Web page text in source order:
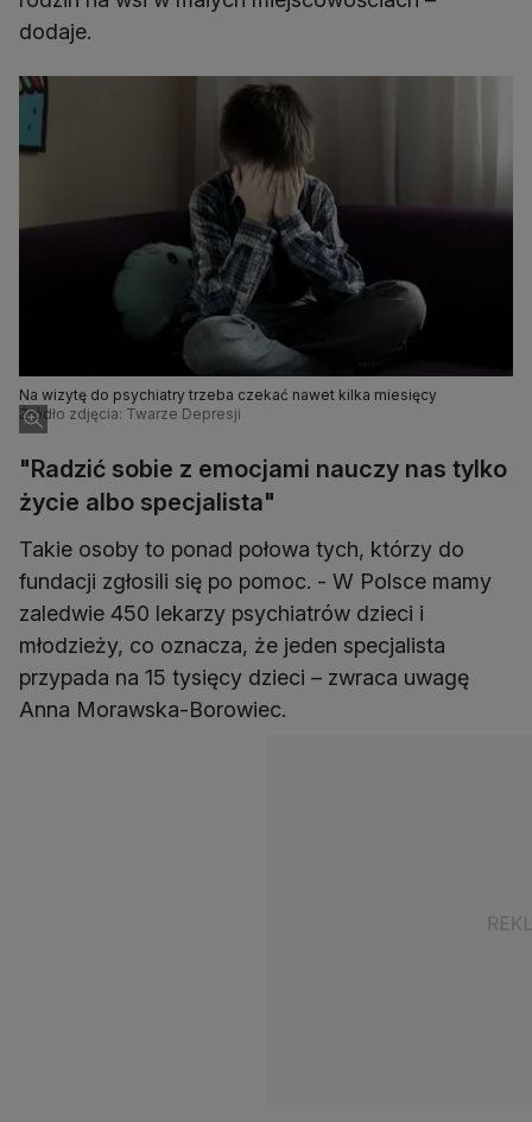
dodaje.
Na wizytę do psychiatry trzeba czekać nawet kilka miesięcy
Źródło zdjęcia: Twarze Depresji
"Radzić sobie z emocjami nauczy nas tylko
życie albo specjalista"
Takie osoby to ponad połowa tych, którzy do
fundacji zgłosili się po pomoc. - W Polsce mamy
zaledwie 450 lekarzy psychiatrów dzieci i
młodzieży, co oznacza, że jeden specjalista
przypada na 15 tysięcy dzieci – zwraca uwagę
Anna Morawska-Borowiec.